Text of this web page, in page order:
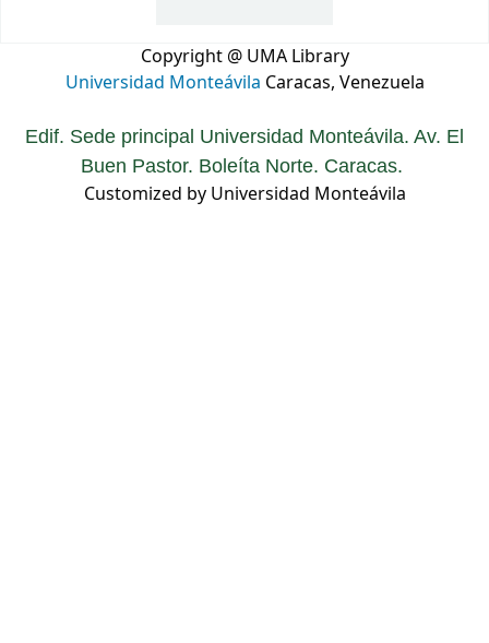
Copyright @ UMA Library
Universidad Monteávila Caracas, Venezuela
Edif. Sede principal Universidad Monteávila. Av. El
Buen Pastor. Boleíta Norte. Caracas.
Customized by Universidad Monteávila